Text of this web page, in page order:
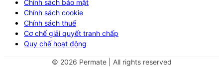
Chính sách bảo mật
Chính sách cookie
Chính sách thuế
Cơ chế giải quyết tranh chấp
Quy chế hoạt động
© 2026 Permate | All rights reserved